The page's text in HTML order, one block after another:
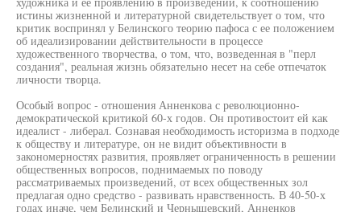
истины жизненной и литературной свидетельствует о том, что
критик воспринял у Белинского теорию пафоса с ее положением
об идеализировании действительности в процессе
художественного творчества, о том, что, возведенная в "перл
создания", реальная жизнь обязательно несет на себе отпечаток
личности творца.
Особый вопрос - отношения Анненкова с революционно-
демократической критикой 60-х годов. Он противостоит ей как
идеалист - либерал. Сознавая необходимость историзма в подходе
к обществу и литературе, он не видит объективности в
закономерностях развития, проявляет ограниченность в решении
общественных вопросов, поднимаемых по поводу
рассматриваемых произведений, от всех общественных зол
предлагая одно средство - развивать нравственность. В 40-50-х
годах иначе, чем Белинский и Чернышевский, Анненков